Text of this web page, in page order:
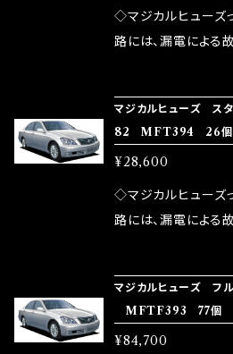
発揮します。 ・アク
ドリング安定化（静
など、これらの効果
モータースポーツシ
品化を果たしておりま
が大きい。 2.金属部
中に漏電してしまう
ズが、マジカルヒュ
ヒューズの効果 マ
果・接触抵抗低減効
発揮します。 ・アク
ドリング安定化（静
など、これらの効果
モータースポーツシ
品化を果たしておりま
◇マジカルヒューズ
路には、漏電による
路として、各回路へ
しかし、ヒューズに
ます。 1.溶接回路であるため、配線と比較し抵抗
が大きい。 2.金属部
中に漏電してしまう
ズが、マジカルヒュ
ヒューズの効果 マ
果・接触抵抗低減効
マジカルヒューズ ス
82 MFT394 26個
¥28,600
◇マジカルヒューズ
路には、漏電による
路として、各回路へ
しかし、ヒューズに
ます。 1.溶接回路であるため、配線と比較し抵抗
マジカルヒューズ フ
MFTF393 77個
¥84,700